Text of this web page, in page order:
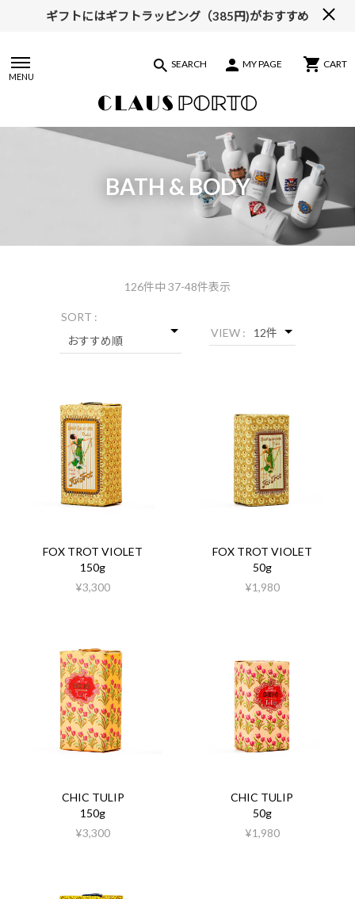
ギフトにはギフトラッピング（385円)がおすすめ
MENU
SEARCH MY PAGE CART
BATH & BODY
126件中 37-48件表示
SORT :
VIEW :
FOX TROT VIOLET
150g
¥3,300
FOX TROT VIOLET
50g
¥1,980
CHIC TULIP
150g
¥3,300
CHIC TULIP
50g
¥1,980